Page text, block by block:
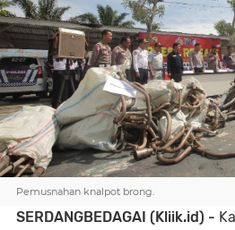
Pemusnahan knalpot brong.
SERDANGBEDAGAI (Kliik.id) -